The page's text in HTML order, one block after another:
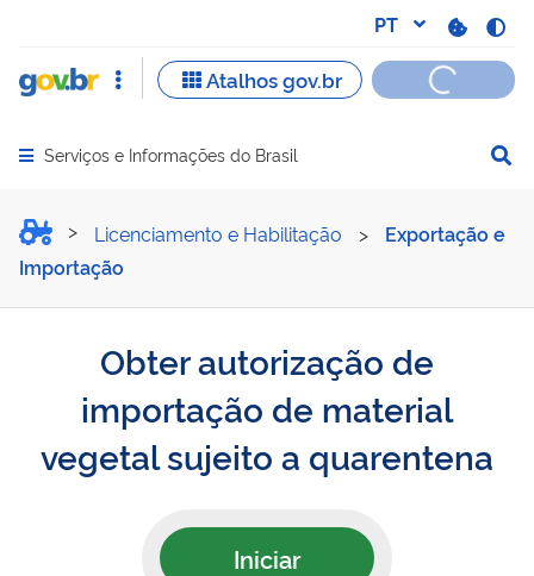
Abrir menu principal de navegação
Serviços e Informações do Brasil
Obter autorização de
Licenciamento e Habilitação >
Exportação e
Importação
Obter autorização de
importação de material
vegetal sujeito a quarentena
Iniciar